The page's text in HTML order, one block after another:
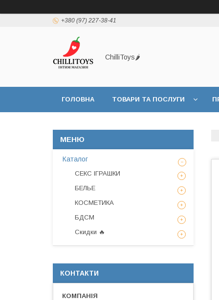
+380 (97) 227-38-41
ChilliToys🌶️
ГОЛОВНА ТОВАРИ ТА ПОСЛУГИ
Каталог
СЕКС ІГРАШКИ
БЕЛЬЕ
КОСМЕТИКА
БДСМ
Скидки 🔥
КОНТАКТИ